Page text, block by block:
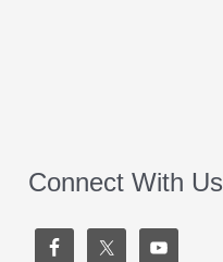
Connect With Us